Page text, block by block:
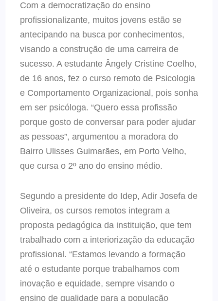
Com a democratização do ensino
profissionalizante, muitos jovens estão se
antecipando na busca por conhecimentos,
visando a construção de uma carreira de
sucesso. A estudante Ângely Cristine Coelho,
de 16 anos, fez o curso remoto de Psicologia
e Comportamento Organizacional, pois sonha
em ser psicóloga. “Quero essa profissão
porque gosto de conversar para poder ajudar
as pessoas”, argumentou a moradora do
Bairro Ulisses Guimarães, em Porto Velho,
que cursa o 2º ano do ensino médio.
Segundo a presidente do Idep, Adir Josefa de
Oliveira, os cursos remotos integram a
proposta pedagógica da instituição, que tem
trabalhado com a interiorização da educação
profissional. “Estamos levando a formação
até o estudante porque trabalhamos com
inovação e equidade, sempre visando o
ensino de qualidade para a população